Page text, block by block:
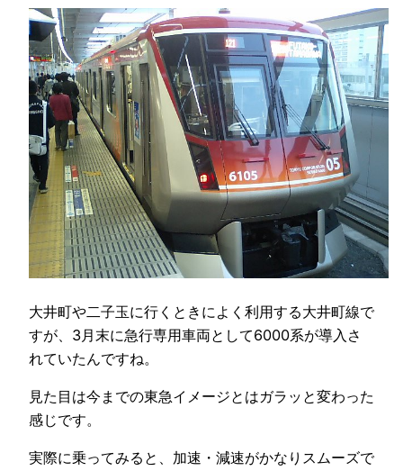
大井町や二子玉に行くときによく利用する大井町線で
すが、3月末に急行専用車両として6000系が導入さ
れていたんですね。
見た目は今までの東急イメージとはガラッと変わった
感じです。
実際に乗ってみると、加速・減速がかなりスムーズで